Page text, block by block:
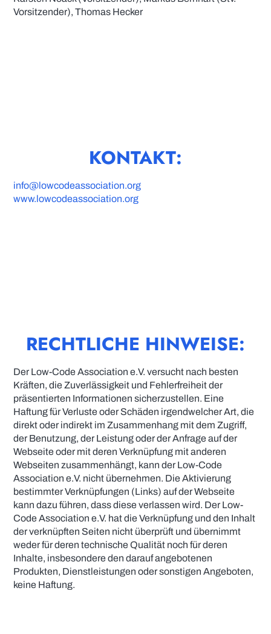
Vorsitzender), Thomas Hecker
KONTAKT:
info@lowcodeassociation.org
www.lowcodeassociation.org
RECHTLICHE HINWEISE:
Der Low-Code Association e.V. versucht nach besten
Kräften, die Zuverlässigkeit und Fehlerfreiheit der
präsentierten Informationen sicherzustellen. Eine
Haftung für Verluste oder Schäden irgendwelcher Art, die
direkt oder indirekt im Zusammenhang mit dem Zugriff,
der Benutzung, der Leistung oder der Anfrage auf der
Webseite oder mit deren Verknüpfung mit anderen
Webseiten zusammenhängt, kann der Low-Code
Association e.V. nicht übernehmen. Die Aktivierung
bestimmter Verknüpfungen (Links) auf der Webseite
kann dazu führen, dass diese verlassen wird. Der Low-
Code Association e.V. hat die Verknüpfung und den Inhalt
der verknüpften Seiten nicht überprüft und übernimmt
weder für deren technische Qualität noch für deren
Inhalte, insbesondere den darauf angebotenen
Produkten, Dienstleistungen oder sonstigen Angeboten,
keine Haftung.